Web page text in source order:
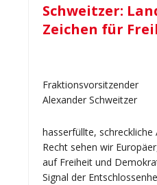
Schweitzer:
Zeichen für
Fraktionsvorsitzender
Alexander Schweitzer
hasserfüllte,
Recht sehen wir
auf Freiheit und
Signal der